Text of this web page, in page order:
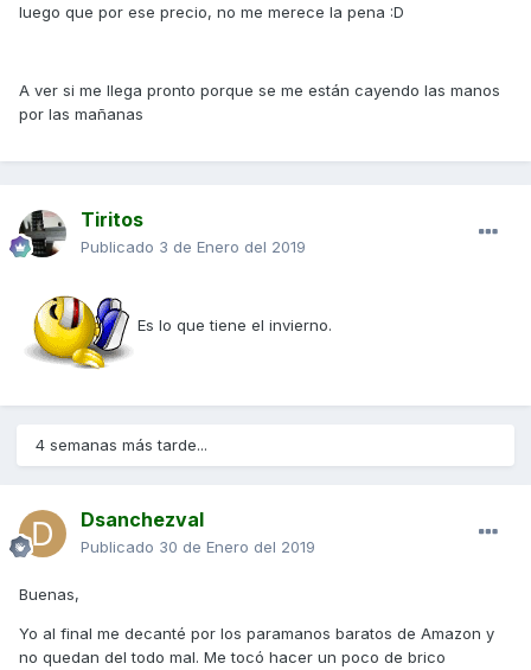
luego que por ese precio, no me merece la pena :D
A ver si me llega pronto porque se me están cayendo las manos
por las mañanas
Tiritos
Publicado 3 de Enero del 2019
Es lo que tiene el invierno.
4 semanas más tarde...
Dsanchezval
Publicado 30 de Enero del 2019
Buenas,
Yo al final me decanté por los paramanos baratos de Amazon y
no quedan del todo mal. Me tocó hacer un poco de brico